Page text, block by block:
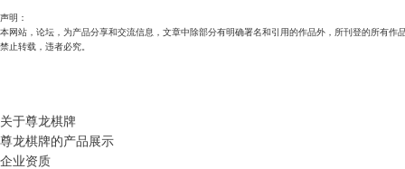
声明：
本网站，论坛，为产品分享和交流信息，文章中除部分有明确署名和引用的作品外，所刊登的所有
禁止转载，违者必究。
关于尊龙棋牌
尊龙棋牌的产品展示
企业资质